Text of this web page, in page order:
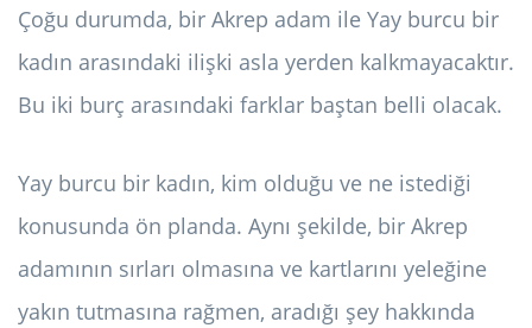
Çoğu durumda, bir Akrep adam ile Yay burcu bir
kadın arasındaki ilişki asla yerden kalkmayacaktır.
Bu iki burç arasındaki farklar baştan belli olacak.
Yay burcu bir kadın, kim olduğu ve ne istediği
konusunda ön planda. Aynı şekilde, bir Akrep
adamının sırları olmasına ve kartlarını yeleğine
yakın tutmasına rağmen, aradığı şey hakkında